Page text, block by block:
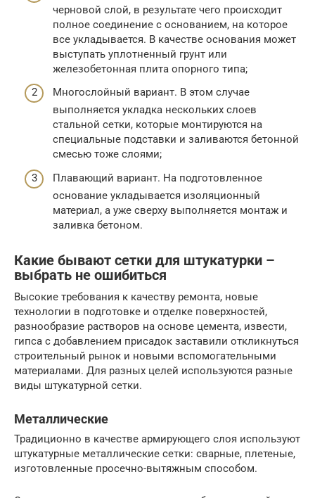
черновой слой, в результате чего происходит
полное соединение с основанием, на которое
все укладывается. В качестве основания может
выступать уплотненный грунт или
железобетонная плита опорного типа;
Многослойный вариант. В этом случае
выполняется укладка нескольких слоев
стальной сетки, которые монтируются на
специальные подставки и заливаются бетонной
смесью тоже слоями;
Плавающий вариант. На подготовленное
основание укладывается изоляционный
материал, а уже сверху выполняется монтаж и
заливка бетоном.
Какие бывают сетки для штукатурки –
выбрать не ошибиться
Высокие требования к качеству ремонта, новые
технологии в подготовке и отделке поверхностей,
разнообразие растворов на основе цемента, извести,
гипса с добавлением присадок заставили откликнуться
строительный рынок и новыми вспомогательными
материалами. Для разных целей используются разные
виды штукатурной сетки.
Металлические
Традиционно в качестве армирующего слоя используют
штукатурные металлические сетки: сварные, плетеные,
изготовленные просечно-вытяжным способом.